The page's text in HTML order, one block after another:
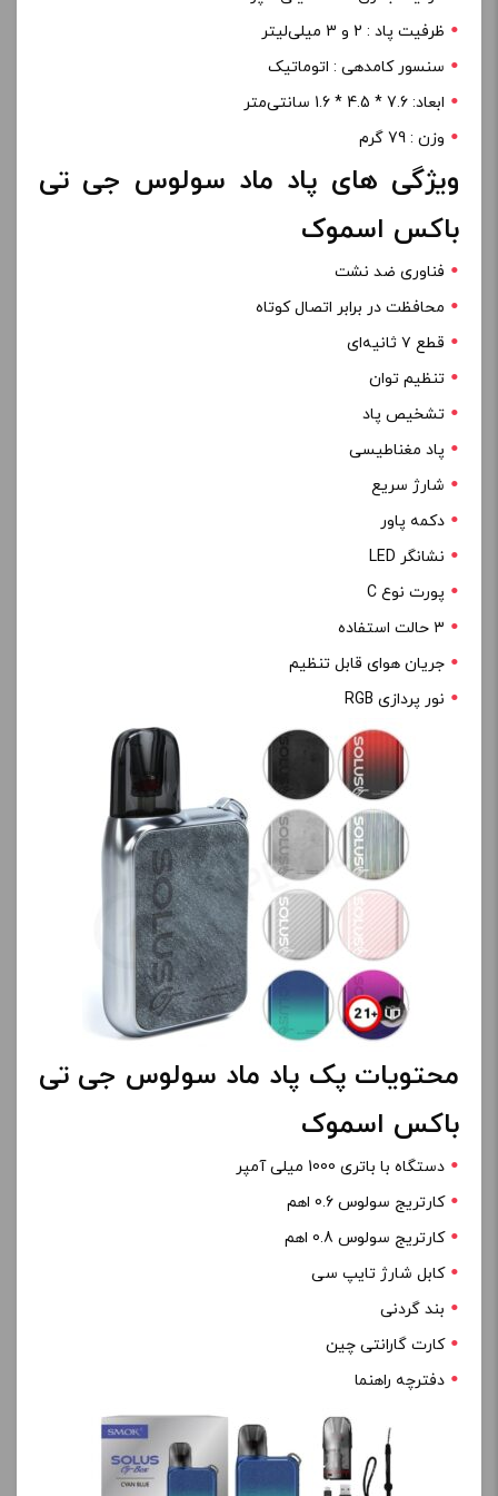
ظرفیت پاد : 2 و 3 میلی‌لیتر
سنسور کامدهی : اتوماتیک
ابعاد: 7.6 * 4.5 * 1.6 سانتی‌متر
وزن : 79 گرم
ویژگی های پاد ماد سولوس جی تی
باکس اسموک
فناوری ضد نشت
محافظت در برابر اتصال کوتاه
قطع ۷ ثانیه‌ای
تنظیم توان
تشخیص پاد
پاد مغناطیسی
شارژ سریع
دکمه پاور
نشانگر LED
پورت نوع C
۳ حالت استفاده
جریان هوای قابل تنظیم
نور پردازی RGB
محتویات پک پاد ماد سولوس جی تی
باکس اسموک
دستگاه با باتری 1000 میلی آمپر
کارتریج سولوس 0.6 اهم
کارتریج سولوس 0.8 اهم
کابل شارژ تایپ سی
بند گردنی
کارت گارانتی چین
دفترچه راهنما